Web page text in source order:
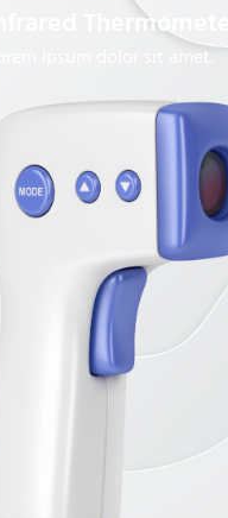
Infrared Thermometer
Lorem ipsum dolor sit amet.